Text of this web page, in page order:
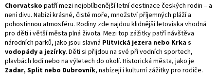
Chorvatsko patří mezi nejoblíbenější letní destinace českých rodin – a
není divu. Nabízí krásné, čisté moře, množství příjemných pláží a
pohostinnou atmosféru. Rodiny zde najdou klidnější letoviska vhodná
pro děti i větší města plná života. Mezi top zážitky patří návštěva
národních parků, jako jsou slavná Plitvická jezera nebo Krka s
vodopády a jezírky. Děti si přijdou na své při vodních sportech,
plavbách lodí nebo na výletech do okolí. Historická města, jako je
Zadar, Split nebo Dubrovník, nabízejí i kulturní zážitky pro rodiče.